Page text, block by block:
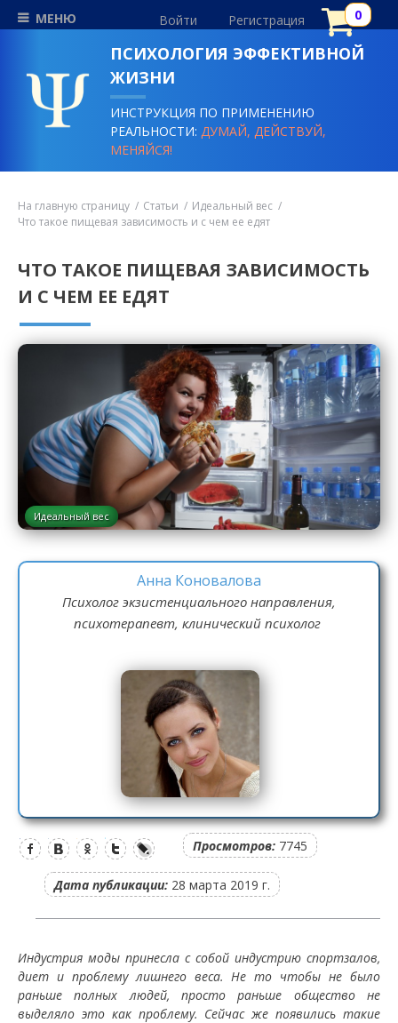
МЕНЮ Войти Регистрация
ПСИХОЛОГИЯ ЭФФЕКТИВНОЙ
ЖИЗНИ
ИНСТРУКЦИЯ ПО ПРИМЕНЕНИЮ
РЕАЛЬНОСТИ:ДУМАЙ, ДЕЙСТВУЙ,
МЕНЯЙСЯ!
На главную страницу Статьи
Идеальный вес
Что такое пищевая зависимость и с чем ее едят
ЧТО ТАКОЕ ПИЩЕВАЯ ЗАВИСИМОСТЬ
И С ЧЕМ ЕЕ ЕДЯТ
Идеальный вес
Анна Коновалова
Психолог экзистенциального направления,
психотерапевт, клинический психолог
Просмотров: 7745
Дата публикации: 28 марта 2019 г.
Индустрия моды принесла с собой индустрию спортзалов,
диет и проблему лишнего веса. Не то чтобы не было
раньше полных людей, просто раньше общество не
выделяло это как проблему. Сейчас же появились такие